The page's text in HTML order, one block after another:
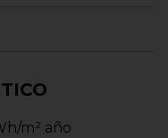
m² año